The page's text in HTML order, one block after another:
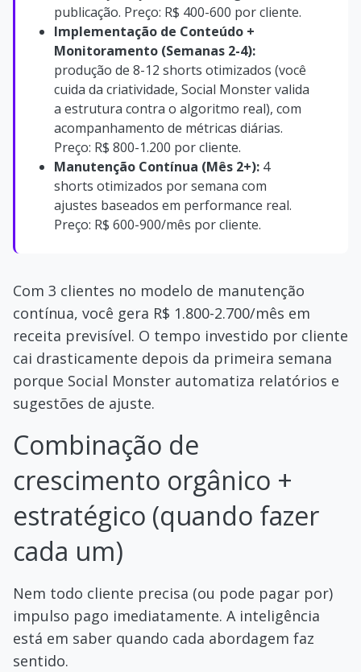
publicação. Preço: R$ 400-600 por cliente.
Implementação de Conteúdo +
Monitoramento (Semanas 2-4):
produção de 8-12 shorts otimizados (você
cuida da criatividade, Social Monster valida
a estrutura contra o algoritmo real), com
acompanhamento de métricas diárias.
Preço: R$ 800-1.200 por cliente.
Manutenção Contínua (Mês 2+): 4
shorts otimizados por semana com
ajustes baseados em performance real.
Preço: R$ 600-900/mês por cliente.
Com 3 clientes no modelo de manutenção
contínua, você gera R$ 1.800-2.700/mês em
receita previsível. O tempo investido por cliente
cai drasticamente depois da primeira semana
porque Social Monster automatiza relatórios e
sugestões de ajuste.
Combinação de
crescimento orgânico +
estratégico (quando fazer
cada um)
Nem todo cliente precisa (ou pode pagar por)
impulso pago imediatamente. A inteligência
está em saber quando cada abordagem faz
sentido.